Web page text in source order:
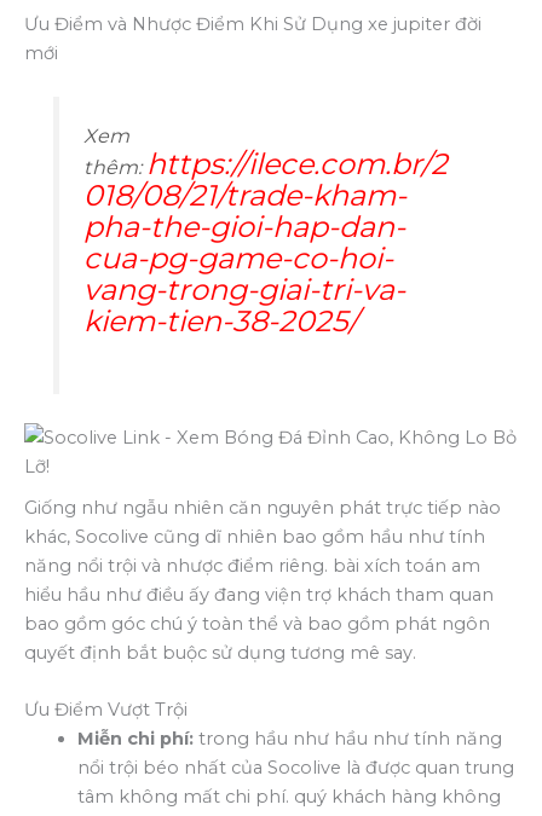
Ưu Điểm và Nhược Điểm Khi Sử Dụng xe jupiter đời
mới
Xem
thêm: https://ilece.com.br/2
018/08/21/trade-kham-
pha-the-gioi-hap-dan-
cua-pg-game-co-hoi-
vang-trong-giai-tri-va-
kiem-tien-38-2025/
Giống như ngẫu nhiên căn nguyên phát trực tiếp nào
khác, Socolive cũng dĩ nhiên bao gồm hầu như tính
năng nổi trội và nhược điểm riêng. bài xích toán am
hiểu hầu như điều ấy đang viện trợ khách tham quan
bao gồm góc chú ý toàn thể và bao gồm phát ngôn
quyết định bắt buộc sử dụng tương mê say.
Ưu Điểm Vượt Trội
Miễn chi phí:trong hầu như hầu như tính năng
nổi trội béo nhất của Socolive là được quan trung
tâm không mất chi phí. quý khách hàng không